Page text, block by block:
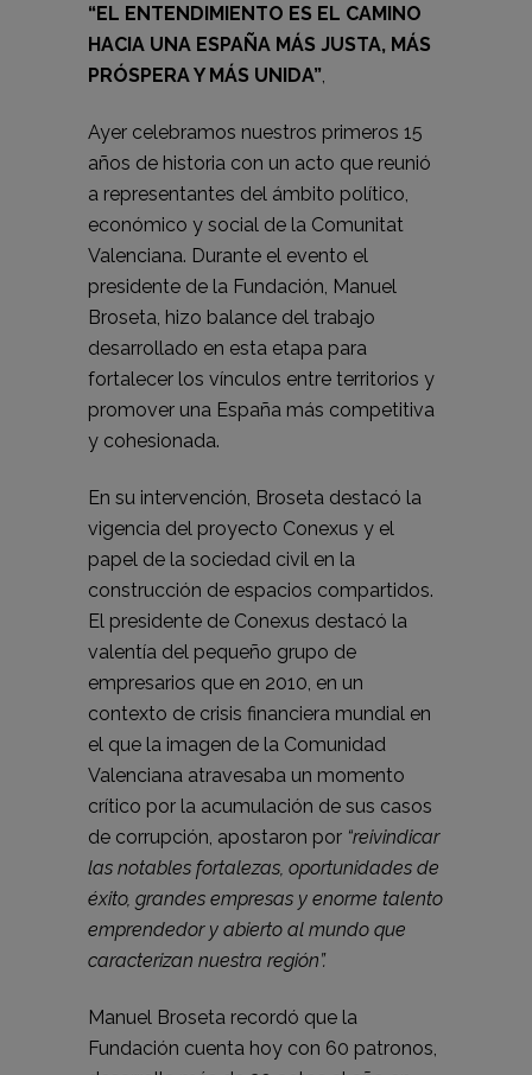
“EL ENTENDIMIENTO ES EL CAMINO
HACIA UNA ESPAÑA MÁS JUSTA, MÁS
PRÓSPERA Y MÁS UNIDA”
Ayer celebramos nuestros primeros 15
años de historia con un acto que reunió
a representantes del ámbito político,
económico y social de la Comunitat
Valenciana. Durante el evento el
presidente de la Fundación, Manuel
Broseta, hizo balance del trabajo
desarrollado en esta etapa para
fortalecer los vínculos entre territorios y
promover una España más competitiva
y cohesionada.
En su intervención, Broseta destacó la
vigencia del proyecto Conexus y el
papel de la sociedad civil en la
construcción de espacios compartidos.
El presidente de Conexus destacó la
valentía del pequeño grupo de
empresarios que en 2010, en un
contexto de crisis financiera mundial en
el que la imagen de la Comunidad
Valenciana atravesaba un momento
crítico por la acumulación de sus casos
de corrupción, apostaron por “reivindicar
las notables fortalezas, oportunidades de
éxito, grandes empresas y enorme talento
emprendedor y abierto al mundo que
caracterizan nuestra región”.
Manuel Broseta recordó que la
Fundación cuenta hoy con 60 patronos,